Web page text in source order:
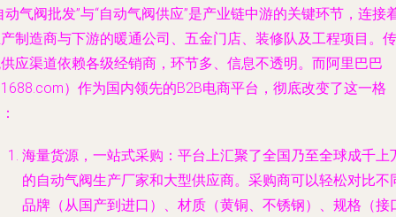
动气阀批发”与“自动气阀供应”是产业链中游的关键环节，连接
制造商与下游的暖通公司、五金门店、装修队及工程项目。传
应渠道依赖各级经销商，环节多、信息不透明。而阿里巴巴
）作为国内领先的B2B电商平台，彻底改变了这一格
海量货源，一站式采购 ：平台上汇聚了全国乃至全球成千上
的自动气阀生产厂家和大型供应商。采购商可以轻松对比不
品牌（从国产到进口）、材质（黄铜、不锈钢）、规格（接